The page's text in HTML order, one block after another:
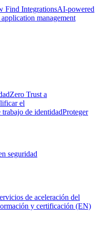
Find IntegrationsAI-powered
management
Zero Trust a
el
de identidadProteger
seguridad
de aceleración del
y certificación (EN)